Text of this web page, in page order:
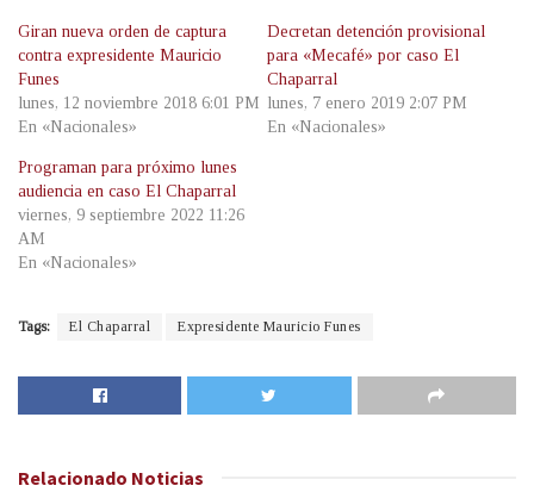
Giran nueva orden de captura
contra expresidente Mauricio
Funes
lunes, 12 noviembre 2018 6:01 PM
En «Nacionales»
Decretan detención provisional
para «Mecafé» por caso El
Chaparral
lunes, 7 enero 2019 2:07 PM
En «Nacionales»
Programan para próximo lunes
audiencia en caso El Chaparral
viernes, 9 septiembre 2022 11:26
AM
En «Nacionales»
Tags: El Chaparral Expresidente Mauricio Funes
Relacionado Noticias